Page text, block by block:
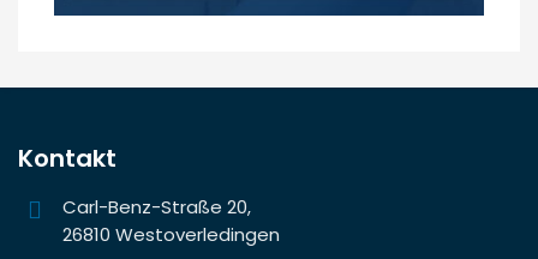
Kontakt
Carl-Benz-Straße 20,
26810 Westoverledingen